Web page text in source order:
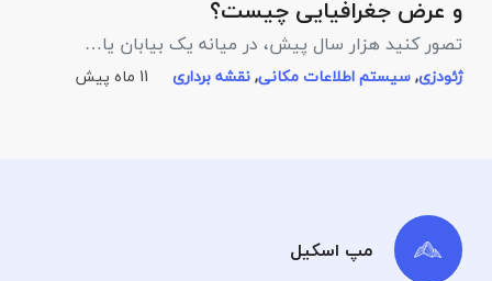
و عرض جغرافیایی چیست؟
تصور کنید هزار سال پیش، در میانه یک بیابان یا…
ژئودزی,سیستم اطلاعات مکانی,نقشه برداری 11 ماه پیش
مپ اسکیل